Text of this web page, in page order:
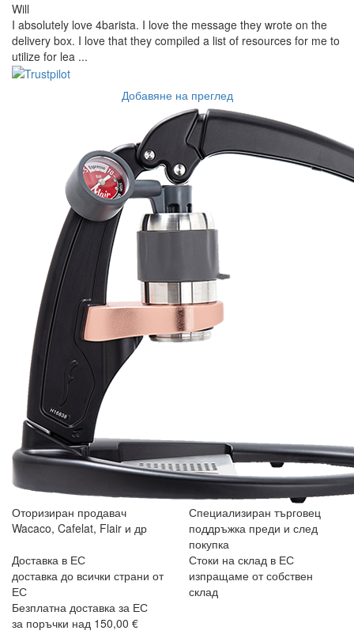
Will
I absolutely love 4barista. I love the message they wrote on the
delivery box. I love that they compiled a list of resources for me to
utilize for lea ...
Добавяне на преглед
Оторизиран продавач
Wacaco, Cafelat, Flair и др
Специализиран търговец
поддръжка преди и след
покупка
Доставка в ЕС
доставка до всички страни от
ЕС
Стоки на склад в ЕС
изпращаме от собствен
склад
Безплатна доставка за ЕС
за поръчки над 150,00 €